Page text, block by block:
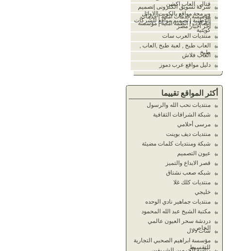
قتال , العاب اكشن
شركة تسويق الكترونى |تصميم
وبرمجة مواقع بالكويت|الاوائل
الوطنية | تصميم مواقع للشركات
مؤسسة خدمات امنية | خدمات
اتصالات | انظمة امنية | مؤسسة
كويتية
آخر أخبار مصر
منتديات العرب سات
العاب طبخ , لعبة طبخ ,العاب ,
طبخ
العاب فلاش
دليل مواقع عرب دموز
أكثر المواقع تقييما
منتديات نحب الله والرسول
شبكة الشرافات الثقافية
مرسى أحلامي
منتديات ديف بوينت
شبكة ومنتديات كلمات مضيئة
عيون التصميم
قصر الابداع والتميز
شبكه صعب نشتاق
منتديات كلك غلا
خليجي
منتديات جماهير نادي الوحده
مكتبة الشيخ عبد الله المحمود
دردشة سحر العيون عالمي
الخاص
شات دلال
مؤسسة ابراهيم الصحبي التجارية
للتقسيط